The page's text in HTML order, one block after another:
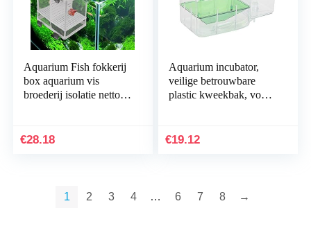
Aquarium Fish fokkerij
box aquarium vis
broederij isolatie netto
accessoire…
€28.18
Aquarium incubator,
veilige betrouwbare
plastic kweekbak, voor
€19.12
1 2 3 4 … 6 7 8 →